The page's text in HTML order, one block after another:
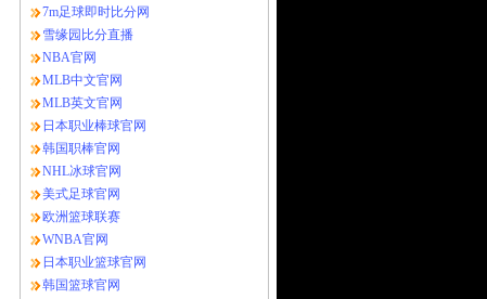
7m足球即时比分网
雪缘园比分直播
NBA官网
MLB中文官网
MLB英文官网
日本职业棒球官网
韩国职棒官网
NHL冰球官网
美式足球官网
欧洲篮球联赛
WNBA官网
日本职业篮球官网
韩国篮球官网